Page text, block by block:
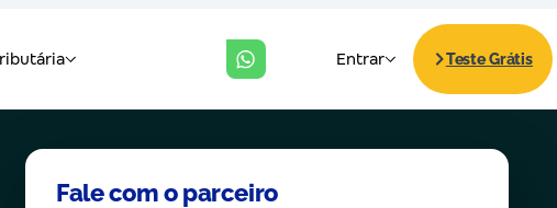
Fale com o parceiro